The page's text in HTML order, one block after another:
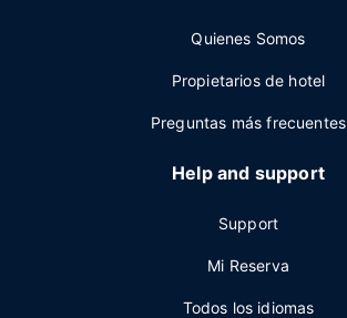
Quienes Somos
Propietarios de hotel
Preguntas más frecuentes
Help and support
Support
Mi Reserva
Todos los idiomas